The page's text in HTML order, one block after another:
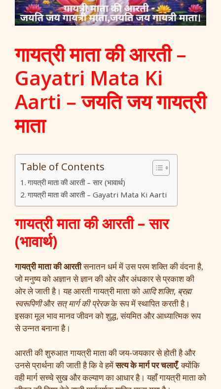
गायत्री माता की आरती –
Gayatri Mata Ki
Aarti – जयति जय गायत्री
माता
Table of Contents
गायत्री माता की आरती – सार (भावार्थ)
गायत्री माता की आरती – Gayatri Mata Ki Aarti
गायत्री माता की आरती – सार
(भावार्थ)
गायत्री माता की आरतीसनातन धर्म में उस परम शक्ति की वंदना है,
जो मनुष्य को अज्ञान से ज्ञान की ओर और अंधकार से प्रकाश की
ओर ले जाती है। यह आरती गायत्री माता को आदि शक्ति, ब्रह्म
स्वरूपिणीऔर सत् मार्ग की प्रेरकके रूप में स्थापित करती है।
इसका मूल भाव मानव जीवन को शुद्ध, संयमित और आध्यात्मिक रूप
से उन्नत बनाना है।
आरती की शुरुआत गायत्री माता की जय-जयकार से होती है और
उनसे प्रार्थना की जाती है कि वे हमेंसत्य के मार्ग पर चलाएँ, क्योंकि
वही मार्ग सच्चे सुख और कल्याण का आधार है। यहाँ गायत्री माता को